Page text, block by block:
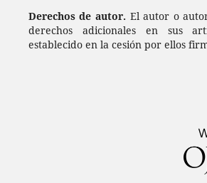
Derechos de autor. El autor o
derechos adicionales en sus
establecido en la cesión por ellos